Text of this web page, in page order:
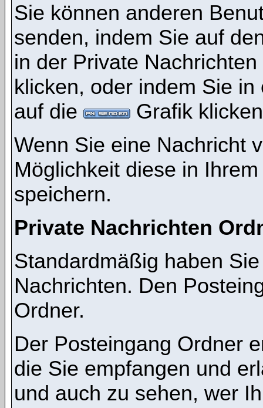
Sie können anderen
senden, indem Sie auf
in der Private
klicken, oder indem Sie
auf die
Grafik
Wenn Sie eine Nachricht
Möglichkeit diese in
speichern.
Private Nachrichten
Standardmäßig haben
Nachrichten. Den
Ordner.
Der Posteingang Ordner
die Sie empfangen und
und auch zu sehen, wer